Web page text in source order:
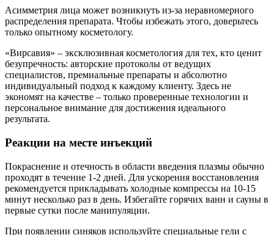
Асимметрия лица может возникнуть из-за неравномерного
распределения препарата. Чтобы избежать этого, доверьтесь
только опытному косметологу.
«Вирсавия» – эксклюзивная косметология для тех, кто ценит
безупречность: авторские протоколы от ведущих
специалистов, премиальные препараты и абсолютно
индивидуальный подход к каждому клиенту. Здесь не
экономят на качестве – только проверенные технологии и
персональное внимание для достижения идеального
результата.
Реакции на месте инъекций
Покраснение и отечность в области введения плазмы обычно
проходят в течение 1-2 дней. Для ускорения восстановления
рекомендуется прикладывать холодные компрессы на 10-15
минут несколько раз в день. Избегайте горячих ванн и сауны в
первые сутки после манипуляции.
При появлении синяков используйте специальные гели с